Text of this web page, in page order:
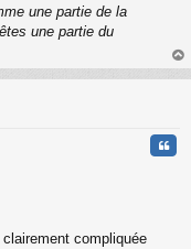
une partie de la
une partie du
au
compliquée